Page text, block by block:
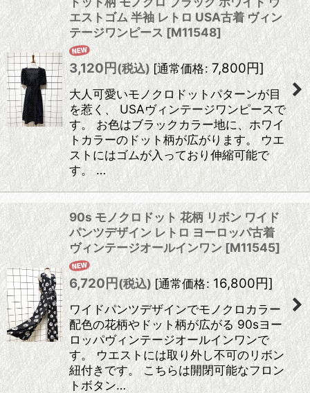
エストゴム 半袖 レトロ USA古着 ヴィン
テージワンピース[M11548]
3,120円(税込) [通常価格: 7,800円]
大人可愛いモノクロドットパターンが目
を惹く、 USAヴィンテージワンピースで
す。 お色はブラックカラー地に、ホワイ
トカラーのドット柄が広がります。 ウエ
ストにはゴムが入っており伸縮可能で
す。 …
90s モノクロドット 花柄 リボン ワイド
パンツデザイン レトロ ヨーロッパ古着
ヴィンテージオールインワン [M11545]
6,720円(税込)[通常価格: 16,800円]
ワイドパンツデザインでモノクロカラー
配色の花柄やドット柄が広がる 90sヨー
ロッパヴィンテージオールインワンで
す。 ウエストには取り外し不可のリボン
紐付きです。 こちらは開閉可能なフロン
トボタン…